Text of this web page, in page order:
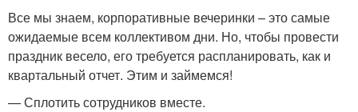
Все мы знаем, корпоративные вечеринки – это самые
ожидаемые всем коллективом дни. Но, чтобы провести
праздник весело, его требуется распланировать, как и
квартальный отчет. Этим и займемся!
— Сплотить сотрудников вместе.